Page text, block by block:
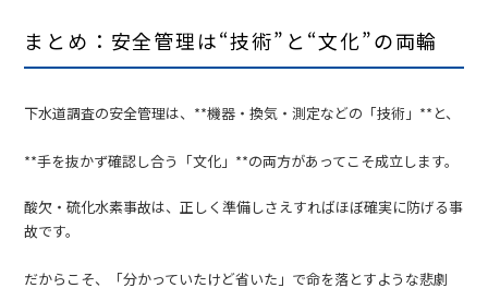
まとめ：安全管理は“技術”と“文化”の両輪
下水道調査の安全管理は、**機器・換気・測定などの「技術」**と、
**手を抜かず確認し合う「文化」**の両方があってこそ成立します。
酸欠・硫化水素事故は、正しく準備しさえすればほぼ確実に防げる事
故です。
だからこそ、「分かっていたけど省いた」で命を落とすような悲劇